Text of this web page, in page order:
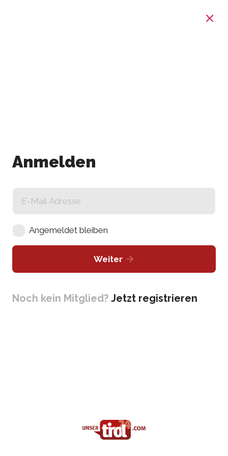
Anmelden
Angemeldet bleiben
Weiter
Noch kein Mitglied? Jetzt registrieren